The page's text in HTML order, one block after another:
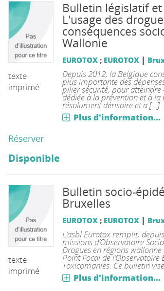
texte
imprimé
Bulletin législatif
L'usage des
conséquences
Wallonie
EUROTOX; EUROTOX |
Depuis 2012, la Belgique
plus importante des
pilier sécurité, pour atteindre
dédiée à la prévention et à
résolument dérisoire et a [...]
Plus d'information...
Réserver
Disponible
texte
imprimé
Bulletin socio-
Bruxelles
EUROTOX; EUROTOX |
L’asbl Eurotox remplit,
missions d’Observatoire
Drogues en régions
Point Focal de
Toxicomanies. Ce bulletin
Plus d'information...